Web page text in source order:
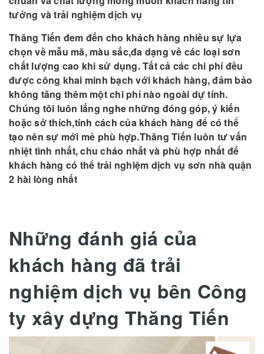
tưởng và trải nghiệm dịch vụ
Thăng Tiến đem đến cho khách hàng nhiều sự lựa
chọn về mẫu mã, màu sắc,đa dạng về các loại sơn
chất lượng cao khi sử dụng. Tất cả các chi phí đều
được công khai minh bạch với khách hàng, đảm bảo
không tăng thêm một chi phí nào ngoài dự tính.
Chúng tôi luôn lắng nghe những đóng góp, ý kiến
hoặc sở thích,tính cách của khách hàng để có thể
tạo nên sự mới mẻ phù hợp.Thăng Tiến luôn tư vấn
nhiệt tình nhất, chu cháo nhất và phù hợp nhất để
khách hàng có thể trải nghiệm dịch vụ sơn nhà quận
2 hài lòng nhất
Những đánh giá của
khách hàng đã trải
nghiệm dịch vụ bên Công
ty xây dựng Thăng Tiến